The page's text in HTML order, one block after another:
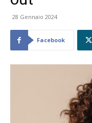
28 Gennaio 2024
Facebook